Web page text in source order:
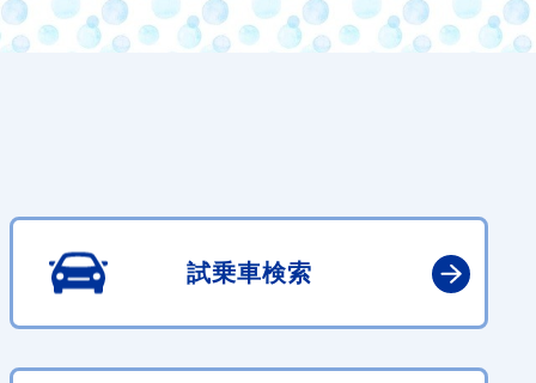
試乗車検索